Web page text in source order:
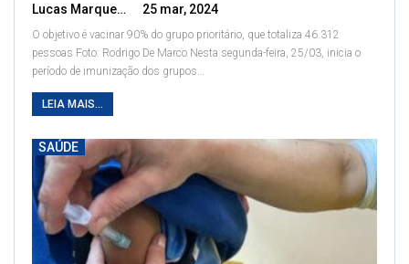
Lucas Marques 25 mar, 2024
O objetivo é vacinar 90% do grupo prioritário, que totaliza 46.312
pessoas Foto: Rodrigo De Marco Nesta segunda-feira, 25/03, inicia o
período de imunização dos grupos…
LEIA MAIS...
SAÚDE